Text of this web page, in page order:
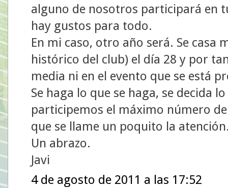
alguno de nosotros participará en
hay gustos para todo.
En mi caso, otro año será. Se
histórico del club) el día 28 y por
media ni en el evento que se está
Se haga lo que se haga, se decida
participemos el máximo número
que se llame un poquito la
Un abrazo.
Javi
4 de agosto de 2011 a las 17:52